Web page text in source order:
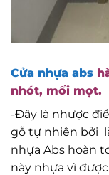
Cửa nhựa abs
nhót, mối mọt.
-Đây là nhược
gỗ tự nhiên bởi
nhựa Abs hoàn
này nhựa vì